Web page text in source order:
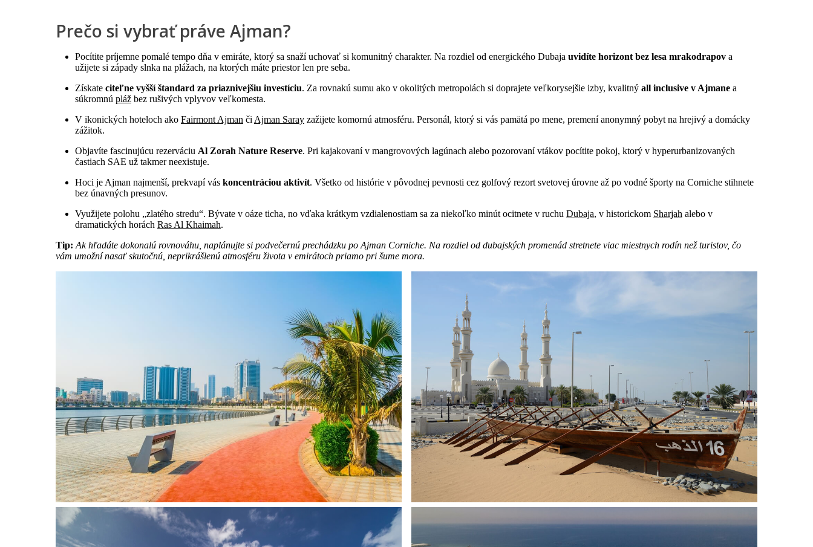
Prečo si vybrať práve Ajman?
Pocítite príjemne pomalé tempo dňa v emiráte, ktorý sa snaží uchovať si komunitný charakter. Na rozdiel od energického Dubaja uvidíte horizont bez lesa mrakodrapov a
užijete si západy slnka na plážach, na ktorých máte priestor len pre seba.
Získate citeľne vyšší štandard za priaznivejšiu investíciu. Za rovnakú sumu ako v okolitých metropolách si doprajete veľkorysejšie izby, kvalitný all inclusive v Ajmane a
súkromnú pláž bez rušivých vplyvov veľkomesta.
V ikonických hoteloch ako Fairmont Ajman či Ajman Saray zažijete komornú atmosféru. Personál, ktorý si vás pamätá po mene, premení anonymný pobyt na hrejivý a domácky
zážitok.
Objavíte fascinujúcu rezerváciu Al Zorah Nature Reserve. Pri kajakovaní v mangrovových lagúnach alebo pozorovaní vtákov pocítite pokoj, ktorý v hyperurbanizovaných
častiach SAE už takmer neexistuje.
Hoci je Ajman najmenší, prekvapí vás koncentráciou aktivít. Všetko od histórie v pôvodnej pevnosti cez golfový rezort svetovej úrovne až po vodné športy na Corniche stihnete
bez únavných presunov.
Využijete polohu „zlatého stredu“. Bývate v oáze ticha, no vďaka krátkym vzdialenostiam sa za niekoľko minút ocitnete v ruchu Dubaja, v historickom Sharjah alebo v
dramatických horách Ras Al Khaimah.
Tip: Ak hľadáte dokonalú rovnováhu, naplánujte si podvečernú prechádzku po Ajman Corniche. Na rozdiel od dubajských promenád stretnete viac miestnych rodín než turistov, čo
vám umožní nasať skutočnú, neprikrášlenú atmosféru života v emirátoch priamo pri šume mora.